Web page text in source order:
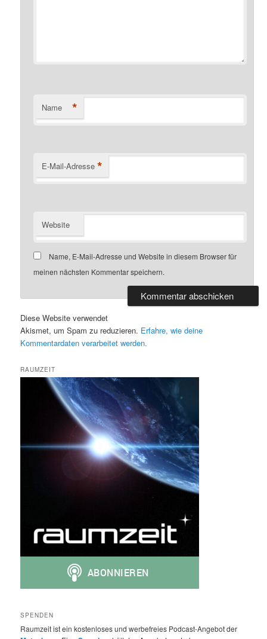
Name *
E-Mail-Adresse *
Website
Name, E-Mail-Adresse und Website in diesem Browser für
meinen nächsten Kommentar speichern.
Diese Website verwendet
Akismet, um Spam zu reduzieren. Erfahre, wie deine
Kommentardaten verarbeitet werden.
RAUMZEIT
SPENDEN
Raumzeit ist ein kostenloses und werbefreies Podcast-Angebot der